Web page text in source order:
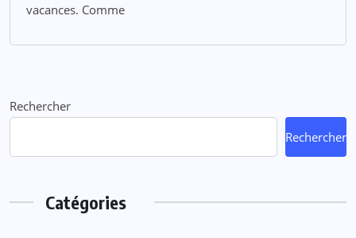
vacances. Comme
Rechercher
Rechercher
Catégories